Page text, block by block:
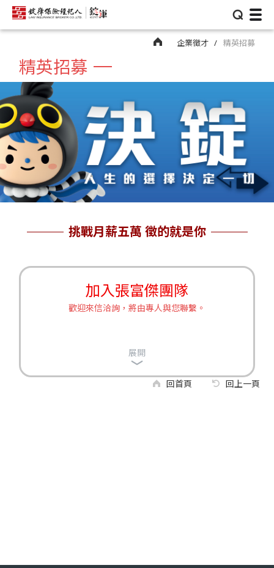
⌕
企業徵才 精英招募
精英招募
挑戰月薪五萬 徵的就是你
展開
加入張富傑團隊
歡迎來信洽詢，將由專人與您聯繫。
回首頁 回上一頁